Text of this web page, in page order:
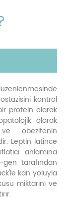
kontrol
protein olarak
olarak
obezitenin
Leptin latince
anlamına
tarafından
kan yoluyla
miktarını ve